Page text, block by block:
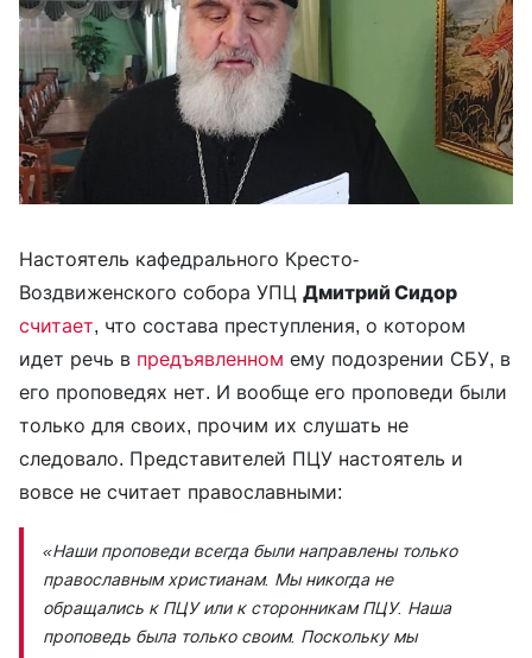
Настоятель кафедрального Кресто-
Воздвиженского собора УПЦ Дмитрий Сидор
считает, что состава преступления, о котором
идет речь в предъявленном ему подозрении СБУ, в
его проповедях нет. И вообще его проповеди были
только для своих, прочим их слушать не
следовало. Представителей ПЦУ настоятель и
вовсе не считает православными:
«Наши проповеди всегда были направлены только
православным христианам. Мы никогда не
обращались к ПЦУ или к сторонникам ПЦУ. Наша
проповедь была только своим. Поскольку мы